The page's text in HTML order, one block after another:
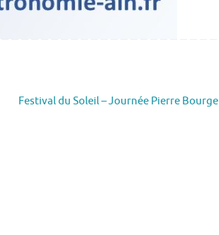
Festival du Soleil – Journée Pierre Bourge